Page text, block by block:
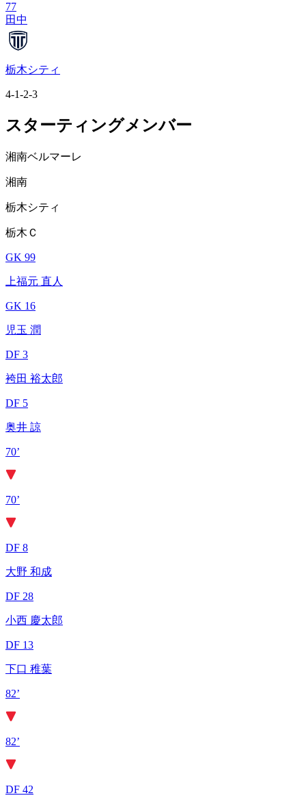
77
田中
栃木シティ
4-1-2-3
スターティングメンバー
湘南ベルマーレ
湘南
栃木シティ
栃木Ｃ
GK 99
上福元 直人
GK 16
児玉 潤
DF 3
袴田 裕太郎
DF 5
奥井 諒
70’
70’
DF 8
大野 和成
DF 28
小西 慶太郎
DF 13
下口 稚葉
82’
82’
DF 42